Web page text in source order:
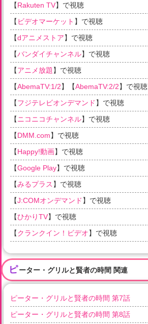
【Rakuten TV】で視聴
【 ビデオマーケット 】で視聴
【dアニメストア】で視聴
【バンダイチャンネル】で視聴
【アニメ放題】で視聴
【AbemaTV:1/2】【AbemaTV:2/2】で視聴
【フジテレビオンデマンド 】で視聴
【ニコニコチャンネル】で視聴
【DMM.com】で視聴
【Happy!動画】で視聴
【Google Play】で視聴
【みるプラス 】で視聴
【J:COMオンデマンド 】で視聴
【ひかりTV】で視聴
【クランクイン！ビデオ】で視聴
ピーター・グリルと賢者の時間 関連
ピーター・グリルと賢者の時間 第7話
ピーター・グリルと賢者の時間 第8話